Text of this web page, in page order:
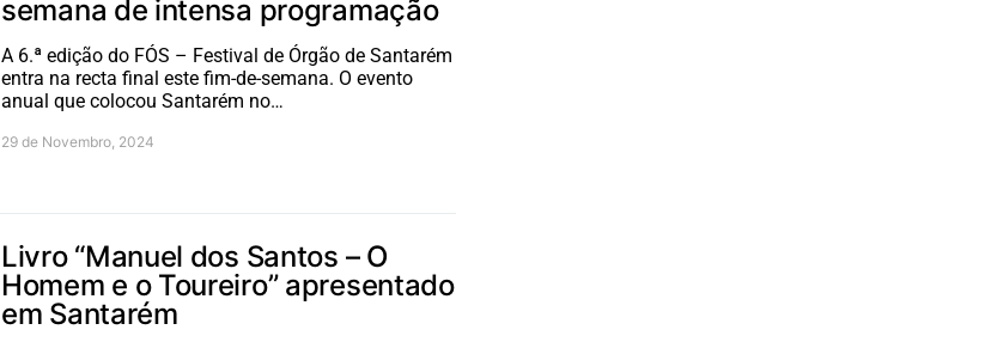
semana de intensa programação
A 6.ª edição do FÓS – Festival de Órgão de Santarém
entra na recta final este fim-de-semana. O evento
anual que colocou Santarém no…
29 de Novembro, 2024
Livro “Manuel dos Santos – O
Homem e o Toureiro” apresentado
em Santarém